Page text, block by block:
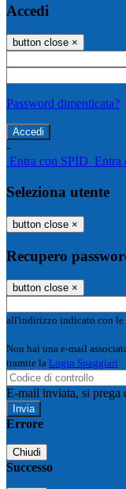
Accedi
button close ×
Password dimenticata?
-
Entra con SPID Entra
Seleziona utente
button close ×
Recupero
button close ×
all'indirizzo indicato con le
Non hai una e-mail
tramite la Login Spaggiari
E-mail inviata, si prega
Errore
Chiudi
Successo